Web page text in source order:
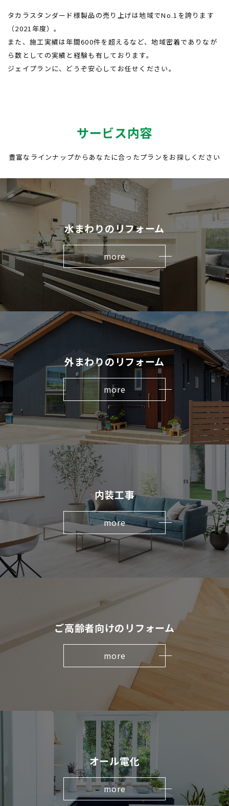
タカラスタンダード様製品の売り上げは地域でNo.1を誇ります
（2021年度）。
また、施工実績は年間600件を超えるなど、地域密着でありなが
ら数としての実績と経験も有しております。
ジェイプランに、どうぞ安心してお任せください。
サービス内容
豊富なラインナップからあなたに合ったプランをお探しください
水まわりのリフォーム
more
外まわりのリフォーム
more
内装工事
more
ご高齢者向けのリフォーム
more
オール電化
more